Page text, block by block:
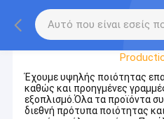
Έχουμε υψηλής ποιότητας
καθώς και προηγμένες
εξοπλισμό.Όλα τα προϊόντα
διεθνή πρότυπα ποιότητας